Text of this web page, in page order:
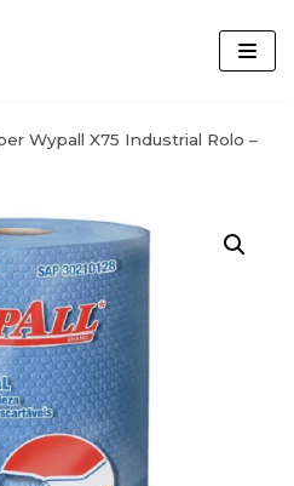
marca ou
Wypall X75 Industrial Rolo –